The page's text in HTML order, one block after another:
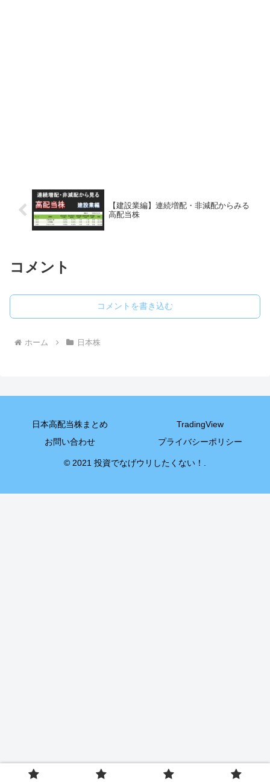
【建設業編】連続増配・非減配からみる
高配当株
コメント
コメントを書き込む
ホーム 日本株
日本高配当株まとめ
TradingView
お問い合わせ
プライバシーポリシー
© 2021 投資でなげウリしたくない！.